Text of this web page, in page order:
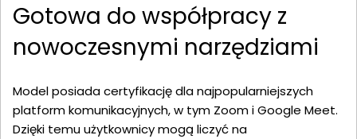
Gotowa do współpracy z
nowoczesnymi narzędziami
Model posiada certyfikację dla najpopularniejszych
platform komunikacyjnych, w tym Zoom i Google Meet.
Dzięki temu użytkownicy mogą liczyć na